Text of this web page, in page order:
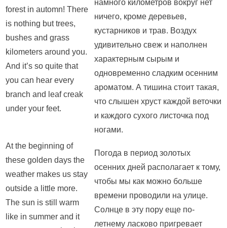
forest in automn! There
is nothing but trees,
bushes and grass
kilometers around you.
And it’s so quite that
you can hear every
branch and leaf creak
under your feet.
намного километров вокруг нет
ничего, кроме деревьев,
кустарников и трав. Воздух
удивительно свеж и наполнен
характерным сырым и
одновременно сладким осенним
ароматом. А тишина стоит такая,
что слышен хруст каждой веточки
и каждого сухого листочка под
ногами.
At the beginning of
these golden days the
weather makes us stay
outside a little more.
The sun is still warm
like in summer and it
Погода в период золотых
осенних дней располагает к тому,
чтобы мы как можно больше
времени проводили на улице.
Солнце в эту пору еще по-
летнему ласково пригревает